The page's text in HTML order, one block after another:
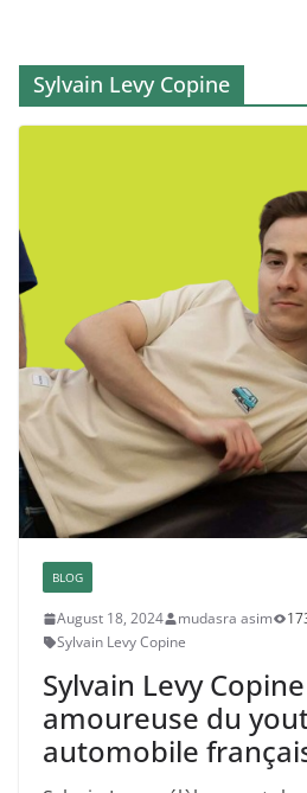
Sylvain Levy Copine
BLOG
August 18, 2024 mudasra asim
Sylvain Levy Copine
Sylvain Levy
amoureuse du
automobile